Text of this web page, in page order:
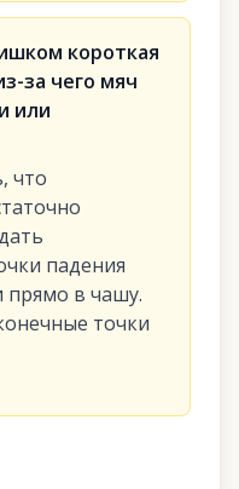
короткая
за чего мяч
или
что
падения
прямо в чашу.
точки